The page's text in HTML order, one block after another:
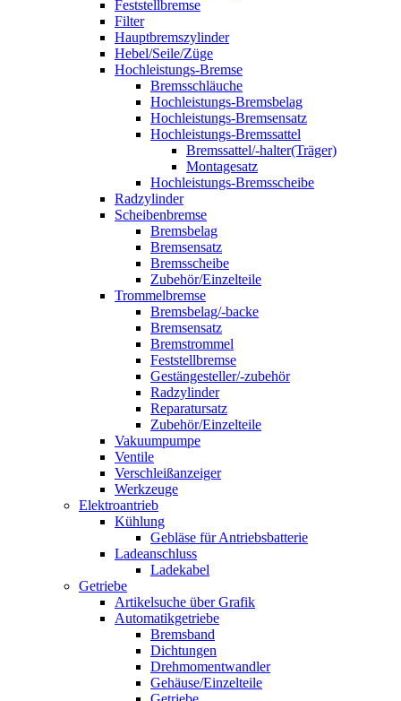
Feststellbremse
Filter
Hauptbremszylinder
Hebel/Seile/Züge
Hochleistungs-Bremse
Bremsschläuche
Hochleistungs-Bremsbelag
Hochleistungs-Bremsensatz
Hochleistungs-Bremssattel
Bremssattel/-halter(Träger)
Montagesatz
Hochleistungs-Bremsscheibe
Radzylinder
Scheibenbremse
Bremsbelag
Bremsensatz
Bremsscheibe
Zubehör/Einzelteile
Trommelbremse
Bremsbelag/-backe
Bremsensatz
Bremstrommel
Feststellbremse
Gestängesteller/-zubehör
Radzylinder
Reparatursatz
Zubehör/Einzelteile
Vakuumpumpe
Ventile
Verschleißanzeiger
Werkzeuge
Elektroantrieb
Kühlung
Gebläse für Antriebsbatterie
Ladeanschluss
Ladekabel
Getriebe
Artikelsuche über Grafik
Automatikgetriebe
Bremsband
Dichtungen
Drehmomentwandler
Gehäuse/Einzelteile